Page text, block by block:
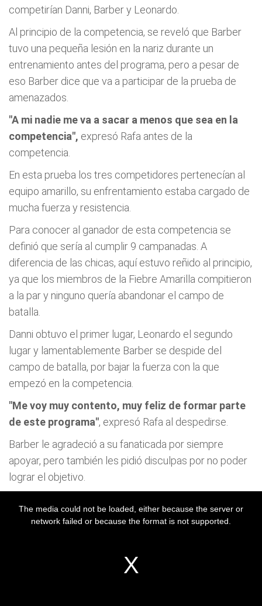
competirían Danni, Barber y Leonardo.
Al principio de la competencia, se reveló que Barber
tuvo una pequeña lesión en la nariz durante un
entrenamiento antes del programa, pero a pesar de
eso Barber dice que va a participar de la prueba de
amenazados.
"A mi nadie me va a sacar a menos que sea en la
competencia", expresó Rafa antes de la
competencia.
En esta prueba los tres competidores pertenecían al
equipo amarillo, su enfrentamiento estaba cargado de
mucha fuerza y resistencia.
Para conocer al ganador de esta competencia se
definió que sería al cumplir 9 campanadas. A
diferencia de las chicas, aquí estuvo reñido al principio,
ya que los miembros de la Fiebre Amarilla compitieron
a la par y ninguno quería abandonar el campo de
batalla.
Danni obtuvo el primer lugar, Leonardo el segundo
lugar y lamentablemente Barber se despide del
campo de batalla, por bajar la fuerza con la que
empezó en la competencia.
"Me voy muy contento, muy feliz de formar parte
de este programa", expresó Rafa al despedirse.
Barber le agradeció a su fanaticada por siempre
apoyar, pero también les pidió disculpas por no poder
lograr el objetivo.